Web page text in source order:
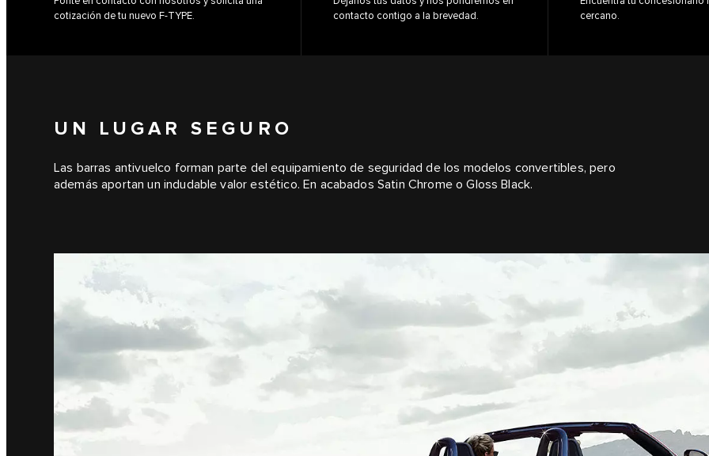
cotización de tu nuevo F-TYPE.
contacto contigo a la brevedad.
cercano.
UN LUGAR SEGURO
Las barras antivuelco forman parte del equipamiento de seguridad de los modelos convertibles, pero
además aportan un indudable valor estético. En acabados Satin Chrome o Gloss Black.